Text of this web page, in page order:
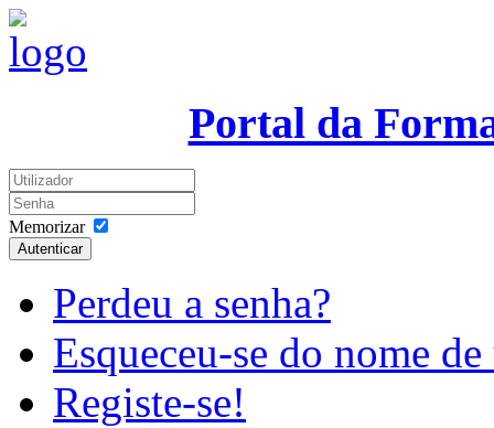
Portal da
Memorizar
Autenticar
Perdeu a senha?
Esqueceu-se do nome
Registe-se!